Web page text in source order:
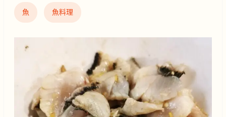
魚 魚料理